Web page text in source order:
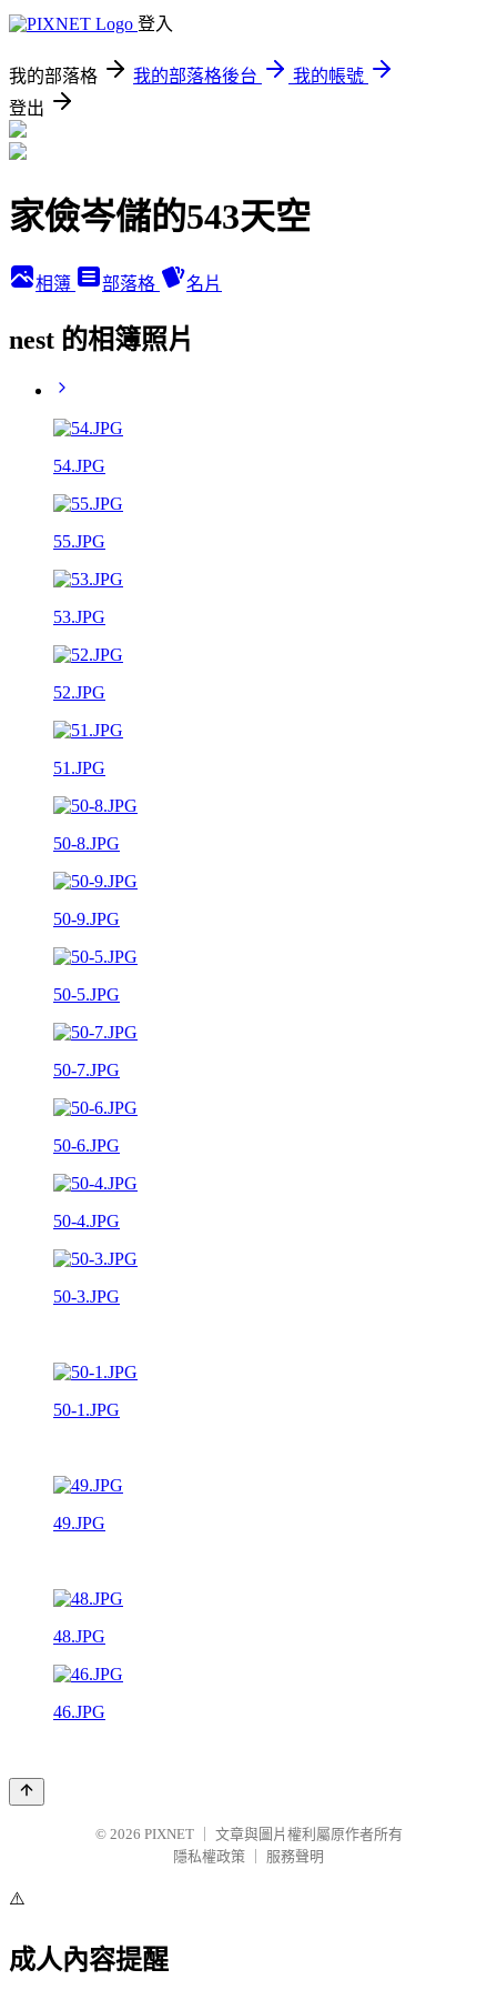
登入
我的部落格 我的部落格後台
我的帳號
登出
家儉岑儲的543天空
相簿 部落格 名片
nest 的相簿照片
54.JPG
55.JPG
53.JPG
52.JPG
51.JPG
50-8.JPG
50-9.JPG
50-5.JPG
50-7.JPG
50-6.JPG
50-4.JPG
50-3.JPG
50-1.JPG
49.JPG
48.JPG
46.JPG
© 2026 PIXNET
文章與圖片權利屬原作者所有
隱私權政策
服務聲明
⚠️
成人內容提醒